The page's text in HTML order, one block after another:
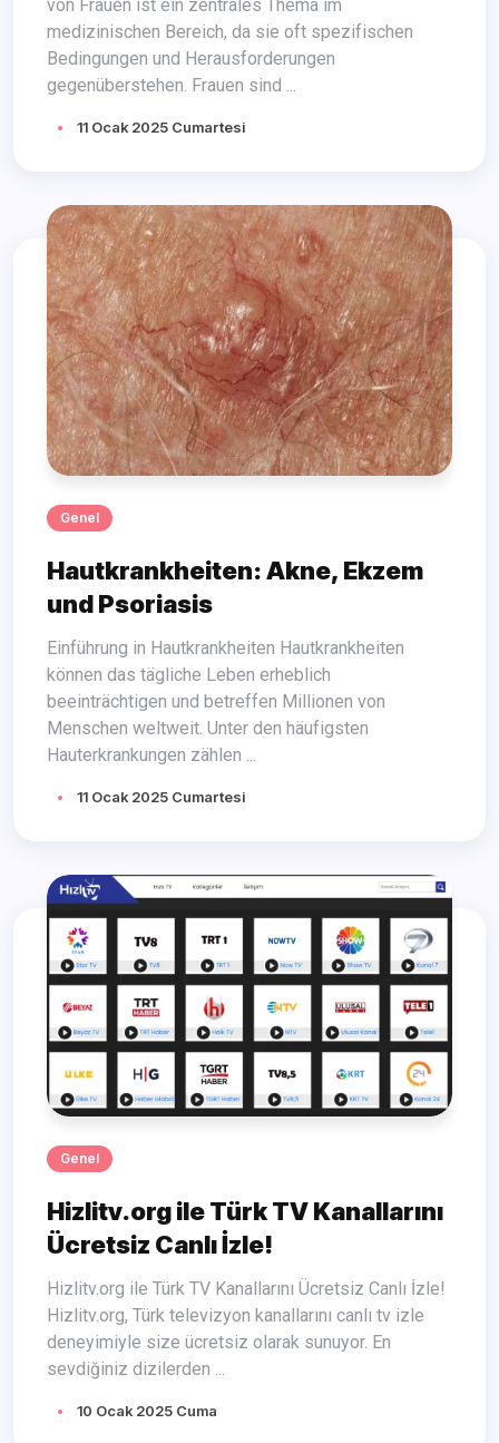
von Frauen ist ein zentrales Thema im
medizinischen Bereich, da sie oft spezifischen
Bedingungen und Herausforderungen
gegenüberstehen. Frauen sind ...
11 Ocak 2025 Cumartesi
Genel
Hautkrankheiten: Akne, Ekzem
und Psoriasis
Einführung in Hautkrankheiten Hautkrankheiten
können das tägliche Leben erheblich
beeinträchtigen und betreffen Millionen von
Menschen weltweit. Unter den häufigsten
Hauterkrankungen zählen ...
11 Ocak 2025 Cumartesi
Genel
Hizlitv.org ile Türk TV Kanallarını
Ücretsiz Canlı İzle!
Hizlitv.org ile Türk TV Kanallarını Ücretsiz Canlı İzle!
Hizlitv.org, Türk televizyon kanallarını canlı tv izle
deneyimiyle size ücretsiz olarak sunuyor. En
sevdiğiniz dizilerden ...
10 Ocak 2025 Cuma